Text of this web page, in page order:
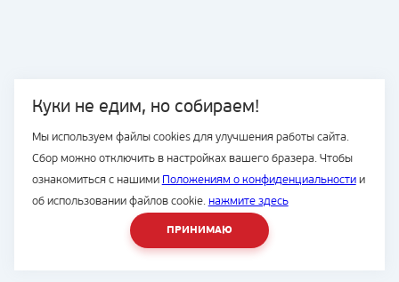
Куки не едим, но собираем!
Мы используем файлы cookies для улучшения работы сайта.
Сбор можно отключить в настройках вашего бразера. Чтобы
ознакомиться с нашими Положениям о конфиденциальностии
об использовании файлов cookie. нажмите здесь
ПРИНИМАЮ